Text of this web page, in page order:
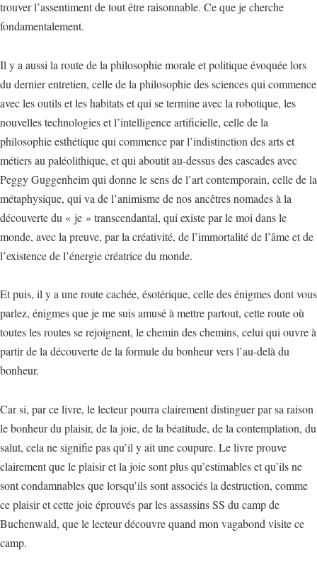
trouver l’assentiment de tout être raisonnable. Ce que je cherche
fondamentalement.
Il y a aussi la route de la philosophie morale et politique évoquée lors
du dernier entretien, celle de la philosophie des sciences qui commence
avec les outils et les habitats et qui se termine avec la robotique, les
nouvelles technologies et l’intelligence artificielle, celle de la
philosophie esthétique qui commence par l’indistinction des arts et
métiers au paléolithique, et qui aboutit au-dessus des cascades avec
Peggy Guggenheim qui donne le sens de l’art contemporain, celle de la
métaphysique, qui va de l’animisme de nos ancêtres nomades à la
découverte du « je » transcendantal, qui existe par le moi dans le
monde, avec la preuve, par la créativité, de l’immortalité de l’âme et de
l’existence de l’énergie créatrice du monde.
Et puis, il y a une route cachée, ésotérique, celle des énigmes dont vous
parlez, énigmes que je me suis amusé à mettre partout, cette route où
toutes les routes se rejoignent, le chemin des chemins, celui qui ouvre à
partir de la découverte de la formule du bonheur vers l’au-delà du
bonheur.
Car si, par ce livre, le lecteur pourra clairement distinguer par sa raison
le bonheur du plaisir, de la joie, de la béatitude, de la contemplation, du
salut, cela ne signifie pas qu’il y ait une coupure. Le livre prouve
clairement que le plaisir et la joie sont plus qu’estimables et qu’ils ne
sont condamnables que lorsqu’ils sont associés la destruction, comme
ce plaisir et cette joie éprouvés par les assassins SS du camp de
Buchenwald, que le lecteur découvre quand mon vagabond visite ce
camp.